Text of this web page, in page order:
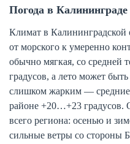
Погода в Калининграде
Климат в Калининградской
от морского к умеренно
обычно мягкая, со средней
градусов, а лето может
слишком жарким — средние
районе +20…+23 градусов.
всего региона: осенью и
сильные ветры со стороны